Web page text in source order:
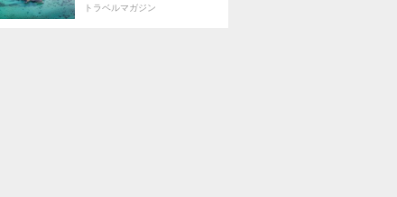
トラベルマガジン